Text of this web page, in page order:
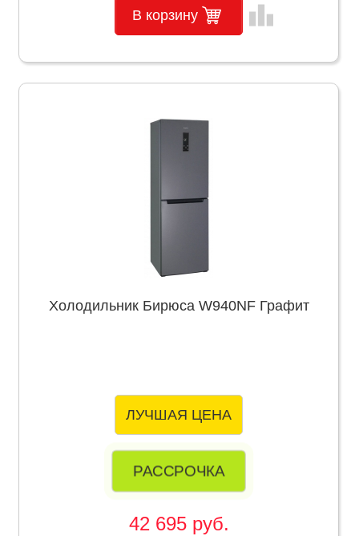
В корзину leaderboard
Холодильник Бирюса W940NF Графит
ЛУЧШАЯ ЦЕНА
РАССРОЧКА
42 695 руб.